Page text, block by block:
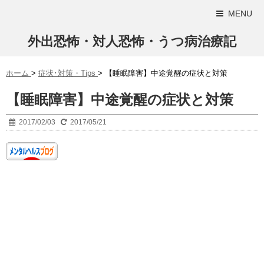
MENU
外出恐怖・対人恐怖・うつ病治療記
ホーム > 症状･対策・Tips > 【睡眠障害】中途覚醒の症状と対策
【睡眠障害】中途覚醒の症状と対策
2017/02/03 2017/05/21